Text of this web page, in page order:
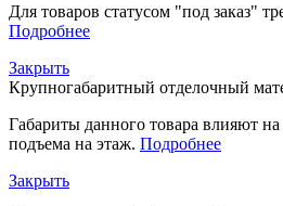
Для товаров статусом "под заказ"
Подробнее
Закрыть
Крупногабаритный отделочный
Габариты данного товара влияют
подъема на этаж. Подробнее
Закрыть